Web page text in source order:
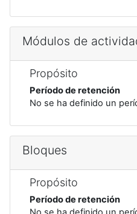
Módulos de
Propósito
Período de retención
No se ha definido un
Bloques
Propósito
Período de retención